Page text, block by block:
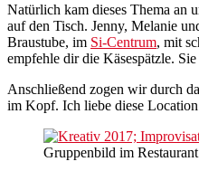
Natürlich kam dieses Thema an
auf den Tisch. Jenny, Melanie
Braustube, im Si-Centrum, mit
empfehle dir die Käsespätzle.
Anschließend zogen wir durch
im Kopf. Ich liebe diese
Gruppenbild im